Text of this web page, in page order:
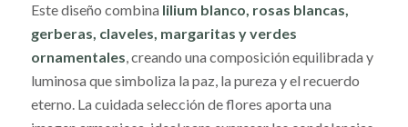
Este diseño combina lilium blanco, rosas blancas,
gerberas, claveles, margaritas y verdes
ornamentales, creando una composición equilibrada y
luminosa que simboliza la paz, la pureza y el recuerdo
eterno. La cuidada selección de flores aporta una